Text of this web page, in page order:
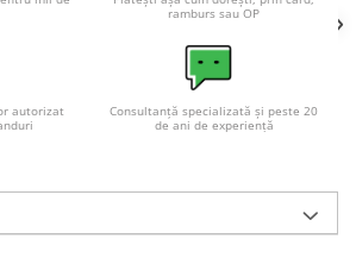
GEL /
gel si VRLA
AGM VRLA
ramburs sau OP
autorizat
Consultanță specializată și peste 20
de ani de experiență